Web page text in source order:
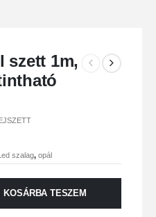
szett 1m,
szalag, opál
KOSÁRBA TESZEM